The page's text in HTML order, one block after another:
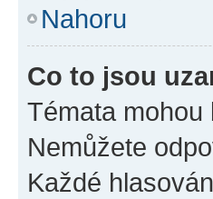
Nahoru
Co to jsou
Témata mohou
Nemůžete
Každé